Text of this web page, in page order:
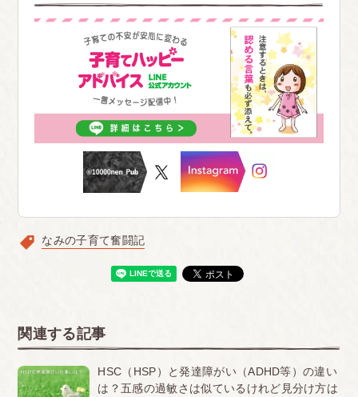
なみの子育て奮闘記
関連する記事
HSC（HSP）と発達障がい（ADHD等）の違い
は？五感の過敏さは似ているけれど見分け方は